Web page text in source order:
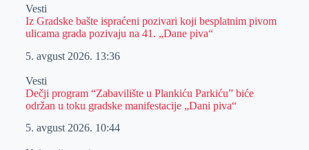
Vesti
Iz Gradske bašte ispraćeni pozivari koji besplatnim pivom
ulicama grada pozivaju na 41. „Dane piva“
5. avgust 2026. 13:36
Vesti
Dečji program “Zabavilište u Plankiću Parkiću” biće
održan u toku gradske manifestacije „Dani piva“
5. avgust 2026. 10:44